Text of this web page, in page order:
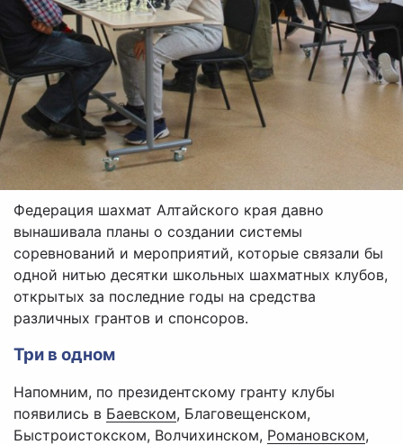
Федерация шахмат Алтайского края давно
вынашивала планы о создании системы
соревнований и мероприятий, которые связали бы
одной нитью десятки школьных шахматных клубов,
открытых за последние годы на средства
различных грантов и спонсоров.
Три в одном
Напомним, по президентскому гранту клубы
появились в Баевском, Благовещенском,
Быстроистокском, Волчихинском, Романовском,